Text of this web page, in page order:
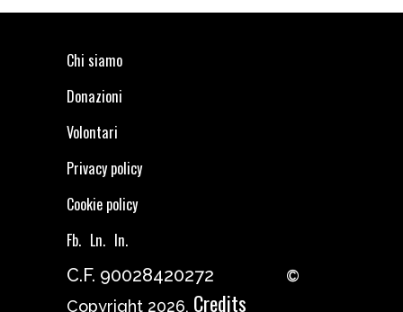
Chi siamo
Donazioni
Volontari
Privacy policy
Cookie policy
Fb. Ln. In.
C.F. 90028420272
©
Copyright 2026, Credits